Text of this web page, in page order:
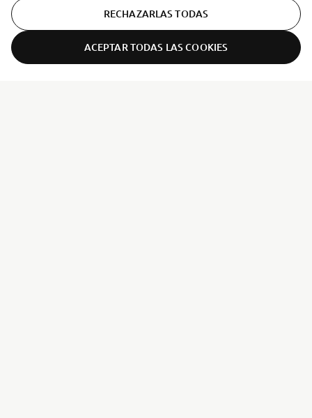
RECHAZARLAS TODAS
ACEPTAR TODAS LAS COOKIES